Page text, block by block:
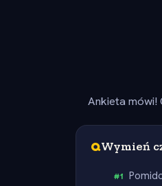
Ankieta mówi!
QWymień
#1